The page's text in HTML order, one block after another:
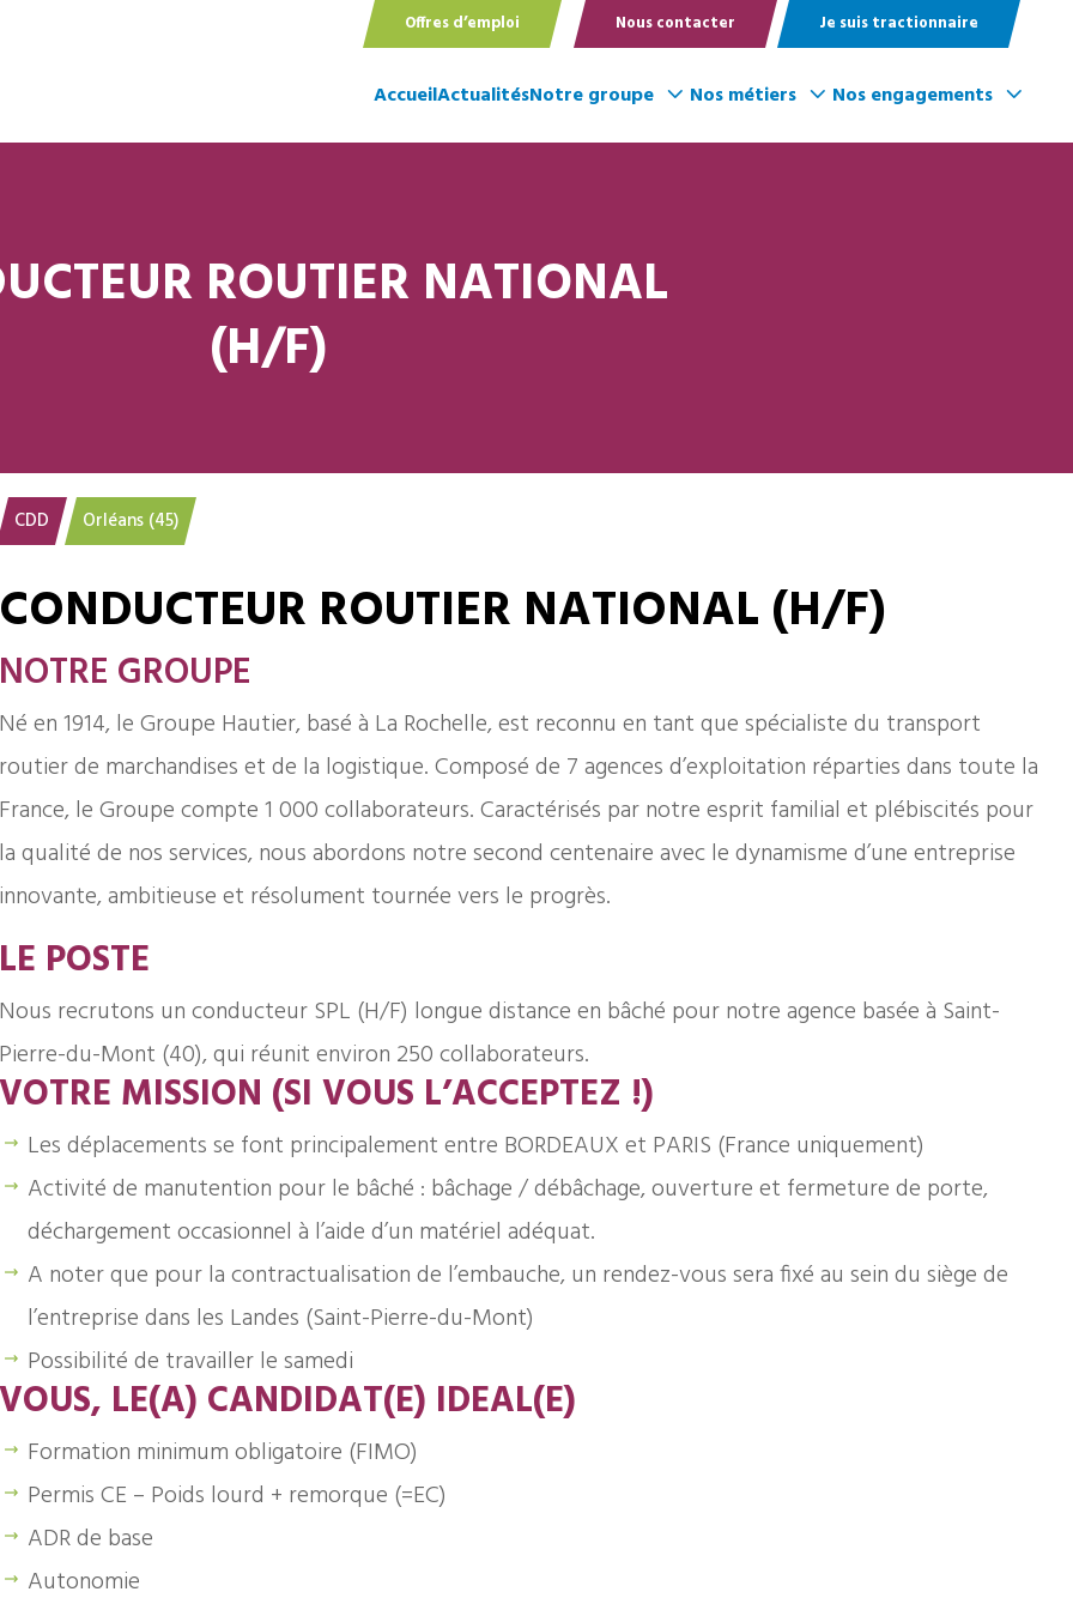
Offres d’emploi Nous contacter Je suis tractionnaire
AccueilActualitésNotre groupe Nos métiers Nos engagements
ROUTIER NATIONAL
(H/F)
CDD Orléans (45)
CONDUCTEUR ROUTIER NATIONAL (H/F)
NOTRE GROUPE
Né en 1914, le Groupe Hautier, basé à La Rochelle, est reconnu en tant que spécialiste du transport
routier de marchandises et de la logistique. Composé de 7 agences d’exploitation réparties dans toute la
France, le Groupe compte 1 000 collaborateurs. Caractérisés par notre esprit familial et plébiscités pour
la qualité de nos services, nous abordons notre second centenaire avec le dynamisme d’une entreprise
innovante, ambitieuse et résolument tournée vers le progrès.
LE POSTE
Nous recrutons un conducteur SPL (H/F) longue distance en bâché pour notre agence basée à Saint-
Pierre-du-Mont (40), qui réunit environ 250 collaborateurs.
VOTRE MISSION (SI VOUS L’ACCEPTEZ !)
Les déplacements se font principalement entre BORDEAUX et PARIS (France uniquement)
Activité de manutention pour le bâché : bâchage / débâchage, ouverture et fermeture de porte,
déchargement occasionnel à l’aide d’un matériel adéquat.
A noter que pour la contractualisation de l’embauche, un rendez-vous sera fixé au sein du siège de
l’entreprise dans les Landes (Saint-Pierre-du-Mont)
Possibilité de travailler le samedi
VOUS, LE(A) CANDIDAT(E) IDEAL(E)
Formation minimum obligatoire (FIMO)
Permis CE – Poids lourd + remorque (=EC)
ADR de base
Autonomie